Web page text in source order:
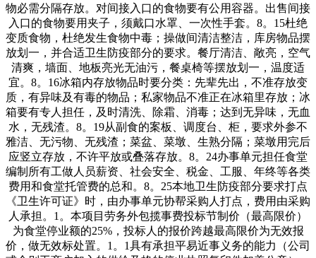
物必需分隔存放。对间接入口的食物要有公用容器。出售间接
入口的食物要用夹子，须戴口水罩、一次性手套。8。15杜绝
变质食物，杜绝发生食物中毒；操做间清洁整洁，库房物品摆
放划一，并合适卫生防疫部分的要求。餐厅清洁、敞亮，空气
清爽，墙面、地板亮光无油污，餐桌椅等摆放划一，温度适
宜。8。16冰箱内存放物品时要分类：先辈先出，不准存放变
质，有异味及有毒的物品；私家物品不准正在冰箱里存放；冰
箱要有专人担任，及时清洗、除霜、消毒；达到无异味，无血
水，无残渣。8。19从副食的案板、调度台、柜，要求外参不
雅洁、无污物、无残渣；菜盆、菜墩、生熟分隔；菜墩用完后
应竖立存放，不许平放或叠落存放。8。24办事单元担任食堂
编制所有工做人员薪资、社会安全、税金、工服、年终等各类
费用和食堂托管费的总和。8。25本地卫生防疫部分要求打点
《卫生许可证》时，由办事单元协帮采购人打点，费用由采购
人承担。1。本项目劳务外包揽事费投标节制价（最高限价）
为食堂停业额的25%，投标人的报价跨越最高限价为无效报
价，做无效标处置。1。1具有承担平易近事义务的能力（公司